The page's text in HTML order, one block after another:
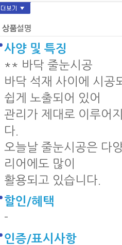
팩스번호
대표메일
숙박 여행 청소용역사업
성명 :
전화 : 064-752-2299
이메일 :
사양 및 특징
** 바닥 줄눈시공
바닥 석재 사이에 시공
쉽게 노출되어 있어
관리가 제대로 이루어
다.
오늘날 줄눈시공은 다
리어에도 많이
활용되고 있습니다.
할인/혜택
-
인증/표시사항